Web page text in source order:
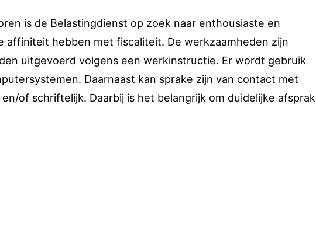
is de Belastingdienst op zoek naar enthousiaste en
affiniteit hebben met fiscaliteit. De werkzaamheden zijn
uitgevoerd volgens een werkinstructie. Er wordt gebruik
Daarnaast kan sprake zijn van contact met
of schriftelijk. Daarbij is het belangrijk om duidelijke